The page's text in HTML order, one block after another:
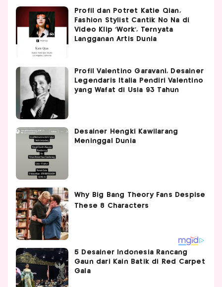
Profil dan Potret Katie Qian,
Fashion Stylist Cantik No Na di
Video Klip 'Work', Ternyata
Langganan Artis Dunia
Profil Valentino Garavani, Desainer
Legendaris Italia Pendiri Valentino
yang Wafat di Usia 93 Tahun
Desainer Hengki Kawilarang
Meninggal Dunia
5 Desainer Indonesia Rancang
Gaun dari Kain Batik di Red Carpet
Gala